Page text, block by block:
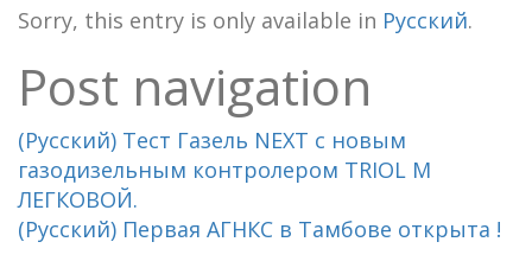
Sorry, this entry is only available in Русский.
Post navigation
(Русский) Тест Газель NEXT с новым
газодизельным контролером TRIOL М
ЛЕГКОВОЙ.
(Русский) Первая АГНКС в Тамбове открыта !